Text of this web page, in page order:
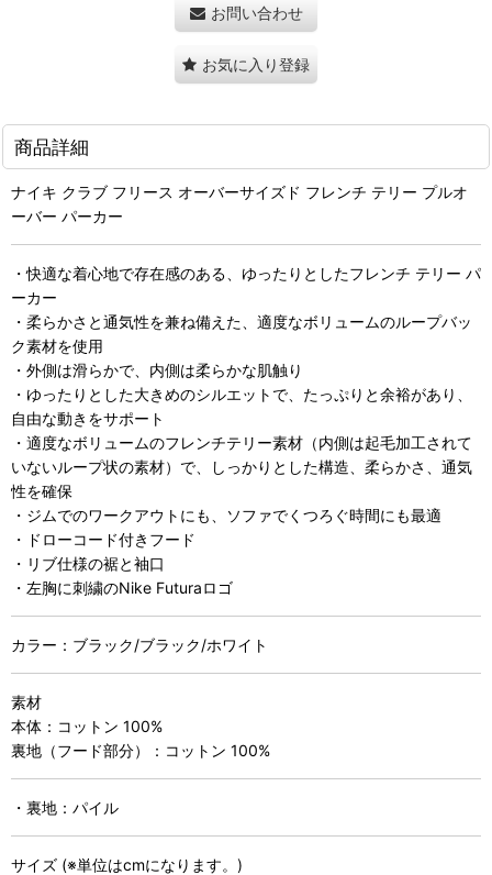
お問い合わせ
お気に入り登録
商品詳細
ナイキ クラブ フリース オーバーサイズド フレンチ テリー プルオ
ーバー パーカー
・快適な着心地で存在感のある、ゆったりとしたフレンチ テリー パ
ーカー
・柔らかさと通気性を兼ね備えた、適度なボリュームのループバッ
ク素材を使用
・外側は滑らかで、内側は柔らかな肌触り
・ゆったりとした大きめのシルエットで、たっぷりと余裕があり、
自由な動きをサポート
・適度なボリュームのフレンチテリー素材（内側は起毛加工されて
いないループ状の素材）で、しっかりとした構造、柔らかさ、通気
性を確保
・ジムでのワークアウトにも、ソファでくつろぐ時間にも最適
・ドローコード付きフード
・リブ仕様の裾と袖口
・左胸に刺繍のNike Futuraロゴ
カラー：ブラック/ブラック/ホワイト
素材
本体：コットン 100%
裏地（フード部分）：コットン 100%
・裏地：パイル
サイズ (※単位はcmになります。)